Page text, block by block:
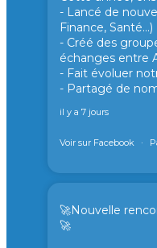
- Lancé de
Finance, Santé...)
- Créé des
échanges entre
- Fait évoluer notre
- Partagé de
il y a 7 jours
Voir sur Facebook ·
🚀Nouvelle
🚀